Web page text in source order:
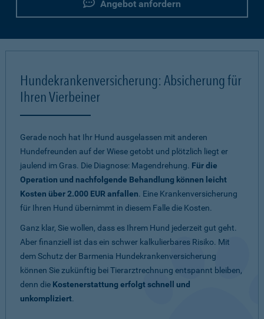
Angebot anfordern
Hundekrankenversicherung: Absicherung für
Ihren Vierbeiner
Gerade noch hat Ihr Hund ausgelassen mit anderen
Hundefreunden auf der Wiese getobt und plötzlich liegt er
jaulend im Gras. Die Diagnose: Magendrehung. Für die
Operation und nachfolgende Behandlung können leicht
Kosten über 2.000 EUR anfallen. Eine Krankenversicherung
für Ihren Hund übernimmt in diesem Falle die Kosten.
Ganz klar, Sie wollen, dass es Ihrem Hund jederzeit gut geht.
Aber finanziell ist das ein schwer kalkulierbares Risiko. Mit
dem Schutz der Barmenia Hundekrankenversicherung
können Sie zukünftig bei Tierarztrechnung entspannt bleiben,
denn die Kostenerstattung erfolgt schnell und
unkompliziert.